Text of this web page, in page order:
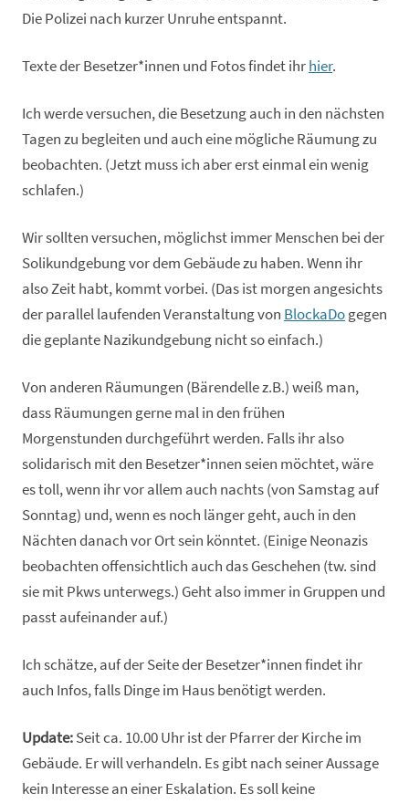
Die Polizei nach kurzer Unruhe entspannt.
Texte der Besetzer*innen und Fotos findet ihrhier.
Ich werde versuchen, die Besetzung auch in den nächsten
Tagen zu begleiten und auch eine mögliche Räumung zu
beobachten. (Jetzt muss ich aber erst einmal ein wenig
schlafen.)
Wir sollten versuchen, möglichst immer Menschen bei der
Solikundgebung vor dem Gebäude zu haben. Wenn ihr
also Zeit habt, kommt vorbei. (Das ist morgen angesichts
der parallel laufenden Veranstaltung von BlockaDogegen
die geplante Nazikundgebung nicht so einfach.)
Von anderen Räumungen (Bärendelle z.B.) weiß man,
dass Räumungen gerne mal in den frühen
Morgenstunden durchgeführt werden. Falls ihr also
solidarisch mit den Besetzer*innen seien möchtet, wäre
es toll, wenn ihr vor allem auch nachts (von Samstag auf
Sonntag) und, wenn es noch länger geht, auch in den
Nächten danach vor Ort sein könntet. (Einige Neonazis
beobachten offensichtlich auch das Geschehen (tw. sind
sie mit Pkws unterwegs.) Geht also immer in Gruppen und
passt aufeinander auf.)
Ich schätze, auf der Seite der Besetzer*innen findet ihr
auch Infos, falls Dinge im Haus benötigt werden.
Update:Seit ca. 10.00 Uhr ist der Pfarrer der Kirche im
Gebäude. Er will verhandeln. Es gibt nach seiner Aussage
kein Interesse an einer Eskalation. Es soll keine